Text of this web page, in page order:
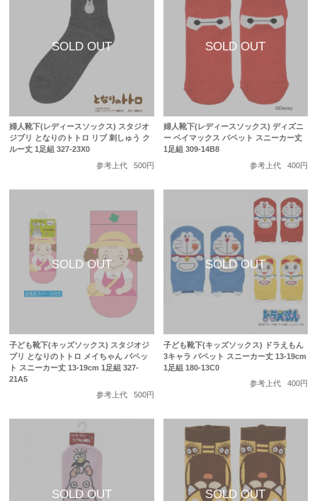
婦人靴下(レディースソックス) スタジオ
ジブリ となりのトトロ リブ 刺しゅう ク
ルー丈 1足組 327-23X0
参考上代
500円
婦人靴下(レディースソックス) ディズニ
ー ベイマックス パペット スニーカー丈
1足組 309-14B8
参考上代
400円
子ども靴下(キッズソックス) スタジオジ
ブリ となりのトトロ メイちゃん パペッ
ト スニーカー丈 13-19cm 1足組 327-
21A5
参考上代
500円
子ども靴下(キッズソックス) ドラえもん
3キャラ パペット スニーカー丈 13-19cm
1足組 180-13C0
参考上代
400円